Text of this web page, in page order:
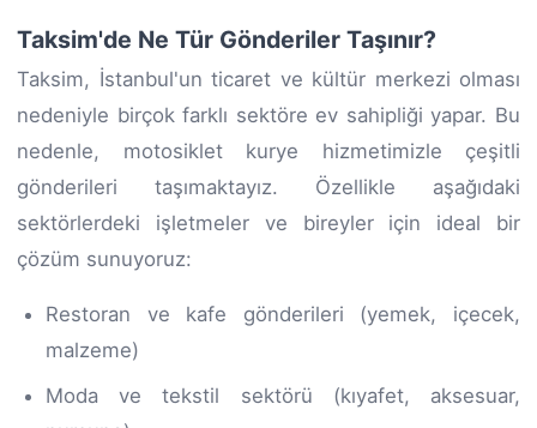
Taksim'de Ne Tür Gönderiler Taşınır?
Taksim, İstanbul'un ticaret ve kültür merkezi olması
nedeniyle birçok farklı sektöre ev sahipliği yapar. Bu
nedenle, motosiklet kurye hizmetimizle çeşitli
gönderileri taşımaktayız. Özellikle aşağıdaki
sektörlerdeki işletmeler ve bireyler için ideal bir
çözüm sunuyoruz:
Restoran ve kafe gönderileri (yemek, içecek,
malzeme)
Moda ve tekstil sektörü (kıyafet, aksesuar,